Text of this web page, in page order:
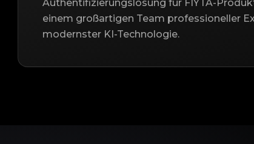
Authentifizierungslösung für FIYTA-
einem großartigen Team professioneller
modernster KI-Technologie.